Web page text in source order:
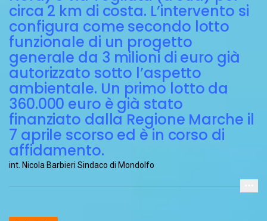
circa 2 km di costa. L’intervento si
configura come secondo lotto
funzionale di un progetto
generale da 3 milioni di euro già
autorizzato sotto l’aspetto
ambientale. Un primo lotto da
360.000 euro è già stato
finanziato dalla Regione Marche il
7 aprile scorso ed è in corso di
affidamento.
int. Nicola Barbieri Sindaco di Mondolfo